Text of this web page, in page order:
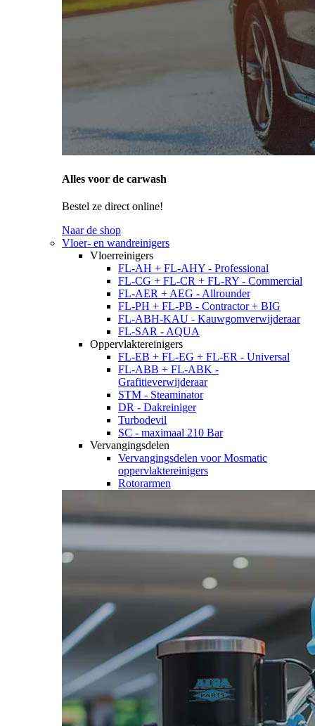
Alles voor de carwash
Bestel ze direct online!
Naar de shop
Vloer- en wandreinigers
Vloerreinigers
FL-AH + FL-AHY - Professional
FL-CG + FL-CR + FL-RY - Commercial
FL-AER + AEG - Allrounder
FL-PH + FL-PB - Contractor + BIG
FL-ABH-KAU - Kauwgomverwijderaar
FL-SAR - AQUA
Oppervlaktereinigers
FL-EB + FL-EG + FL-ER - Universal
FL-ABB + FL-ABK -
Grafitieverwijderaar
STM - Steaminator
DR - Dakreiniger
Turbodevil
SC - maximaal 210 Bar
Vervangingsdelen
Vervangingsdelen voor Mosmatic
oppervlaktereinigers
Rotorarmen